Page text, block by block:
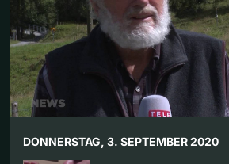
DONNERSTAG, 3. SEPTEMBER 2020